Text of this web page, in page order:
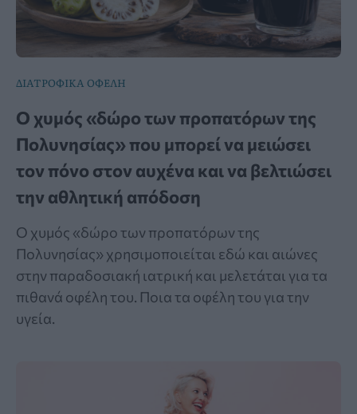
ΔΙΑΤΡΟΦΙΚΑ ΟΦΕΛΗ
Ο χυμός «δώρο των προπατόρων της
Πολυνησίας» που μπορεί να μειώσει
τον πόνο στον αυχένα και να βελτιώσει
την αθλητική απόδοση
Ο χυμός «δώρο των προπατόρων της
Πολυνησίας» χρησιμοποιείται εδώ και αιώνες
στην παραδοσιακή ιατρική και μελετάται για τα
πιθανά οφέλη του. Ποια τα οφέλη του για την
υγεία.